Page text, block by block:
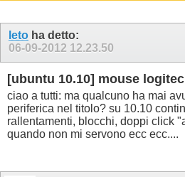
leto ha detto:
06-09-2012 12.23.50
[ubuntu 10.10] mouse
ciao a tutti: ma qualcuno ha mai
periferica nel titolo? su 10.10
rallentamenti, blocchi, doppi click
quando non mi servono ecc ecc....